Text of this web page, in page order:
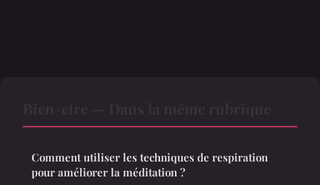
Comment utiliser les techniques de respiration
pour améliorer la méditation ?